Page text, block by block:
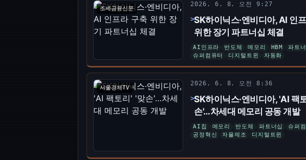
조세금융신문
2026. 6. 8. 오전 9:27
SK하이닉스·엔비디아, AI 인
위한 장기 파트너십 체결
AI인프라 반도체 메모리 HBM
파트
슈퍼컴퓨터
디지털트윈 자동화
서울경제TV
2026. 6. 8. 오전 8:36
SK하이닉스·엔비디아, 'AI 팩
손'…차세대 메모리 공동 개발
AI칩 메모리 반도체 파트너십
슈퍼
공정혁신
자율제조 디지털트윈